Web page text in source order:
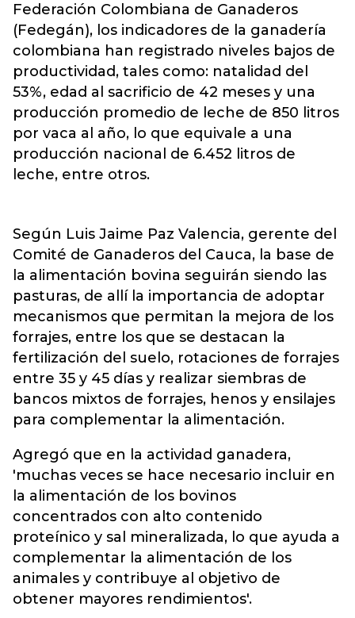
Federación Colombiana de Ganaderos
(Fedegán), los indicadores de la ganadería
colombiana han registrado niveles bajos de
productividad, tales como: natalidad del
53%, edad al sacrificio de 42 meses y una
producción promedio de leche de 850 litros
por vaca al año, lo que equivale a una
producción nacional de 6.452 litros de
leche, entre otros.
Según Luis Jaime Paz Valencia, gerente del
Comité de Ganaderos del Cauca, la base de
la alimentación bovina seguirán siendo las
pasturas, de allí la importancia de adoptar
mecanismos que permitan la mejora de los
forrajes, entre los que se destacan la
fertilización del suelo, rotaciones de forrajes
entre 35 y 45 días y realizar siembras de
bancos mixtos de forrajes, henos y ensilajes
para complementar la alimentación.
Agregó que en la actividad ganadera,
'muchas veces se hace necesario incluir en
la alimentación de los bovinos
concentrados con alto contenido
proteínico y sal mineralizada, lo que ayuda a
complementar la alimentación de los
animales y contribuye al objetivo de
obtener mayores rendimientos'.